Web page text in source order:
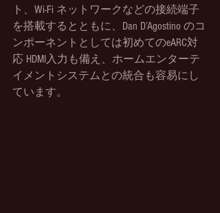
ト、Wi-Fi ネットワークなどの接続端子
を搭載するとともに、Dan D’Agostino のコ
ンポーネントとしては初めてのeARC対
応 HDMI入力も備え、ホームエンターテ
イメントシステムとの統合も容易にし
ています。